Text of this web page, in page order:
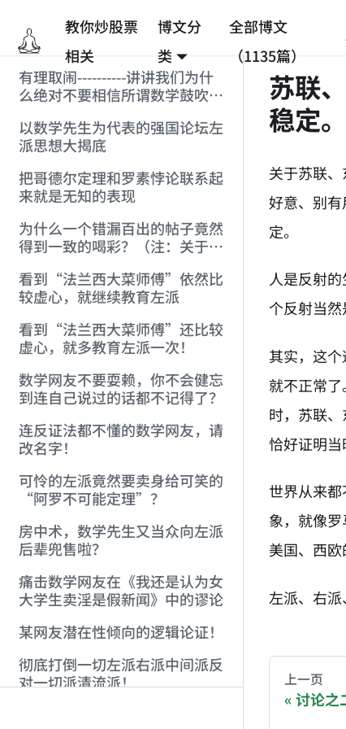
教你炒股票
相关
博文分
类
全部博文
（1135篇）
有理取闹----------讲讲我们为什
么绝对不要相信所谓数学鼓吹的
贴)
以数学先生为代表的强国论坛左
派思想大揭底
把哥德尔定理和罗素悖论联系起
来就是无知的表现
为什么一个错漏百出的帖子竟然
得到一致的喝彩？（注：关于罗
看到“法兰西大菜师傅”依然比
较虚心，就继续教育左派
看到“法兰西大菜师傅”还比较
虚心，就多教育左派一次！
数学网友不要耍赖，你不会健忘
到连自己说过的话都不记得了？
连反证法都不懂的数学网友，请
改名字！
可怜的左派竟然要卖身给可笑的
“阿罗不可能定理”？
房中术，数学先生又当众向左派
后辈兜售啦？
痛击数学网友在《我还是认为女
大学生卖淫是假新闻》中的谬论
某网友潜在性倾向的逻辑论证！
彻底打倒一切左派右派中间派反
对一切派清流派！
苏联
稳定。
关于苏联
好意、别
定。
人是反射
个反射当
其实，这
就不正常
时，苏联
恰好证明当
世界从来
象，就像
美国、西欧
左派、右派
You are
If you
上一页
讨论之